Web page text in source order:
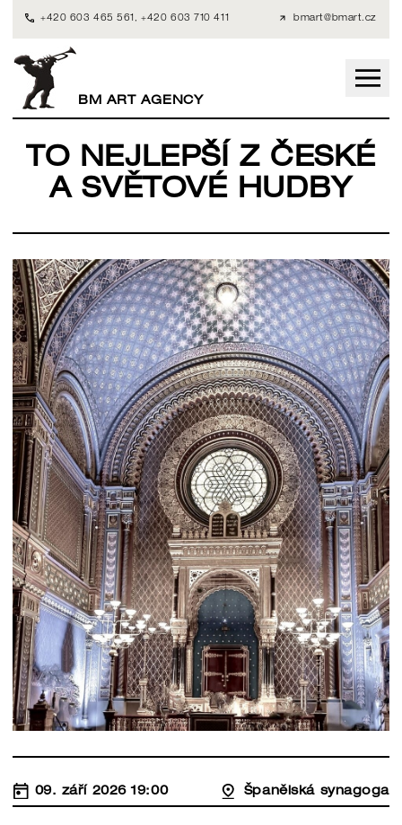
+420 603 465 561 , +420 603 710 411 bmart@bmart.cz
BM ART AGENCY
TO NEJLEPŠÍ Z ČESKÉ
A SVĚTOVÉ HUDBY
09. září 2026 19:00 Španělská synagoga